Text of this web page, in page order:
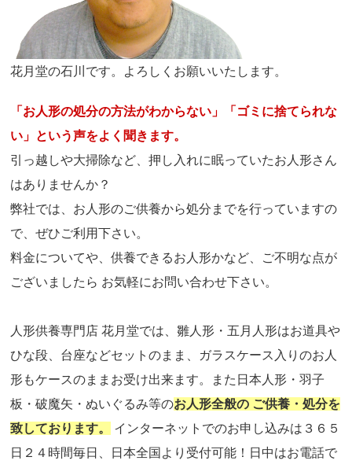
花月堂の石川です。よろしくお願いいたします。
「お人形の処分の方法がわからない」「ゴミに捨てられな
い」という声をよく聞きます。
引っ越しや大掃除など、押し入れに眠っていたお人形さん
はありませんか？
弊社では、お人形のご供養から処分までを行っていますの
で、ぜひご利用下さい。
料金についてや、供養できるお人形かなど、ご不明な点が
ございましたら お気軽にお問い合わせ下さい。
人形供養専門店 花月堂では、雛人形・五月人形はお道具や
ひな段、台座などセットのまま、ガラスケース入りのお人
形もケースのままお受け出来ます。また日本人形・羽子
板・破魔矢・ぬいぐるみ等のお人形全般の ご供養・処分を
致しております。
インターネットでのお申し込みは３６５
日２４時間毎日、日本全国より受付可能！日中はお電話で